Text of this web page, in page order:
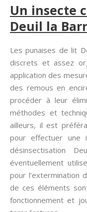
Un insecte
Deuil la
Les punaises de lit
discrets et assez
application des
des remous en
procéder à leur
méthodes et
ailleurs, il est
pour effectuer une
désinsectisation
éventuellement
pour l’extermination
de ces éléments
fonctionnement et